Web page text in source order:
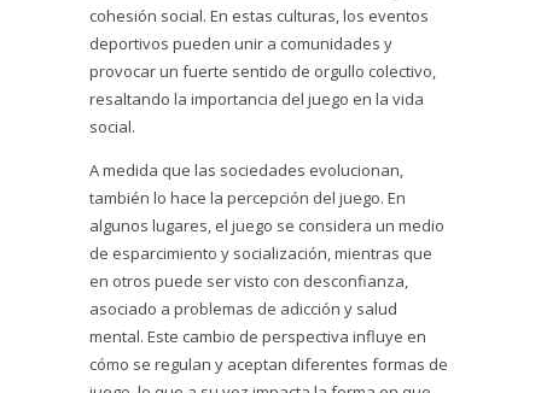
cohesión social. En estas culturas, los eventos
deportivos pueden unir a comunidades y
provocar un fuerte sentido de orgullo colectivo,
resaltando la importancia del juego en la vida
social.
A medida que las sociedades evolucionan,
también lo hace la percepción del juego. En
algunos lugares, el juego se considera un medio
de esparcimiento y socialización, mientras que
en otros puede ser visto con desconfianza,
asociado a problemas de adicción y salud
mental. Este cambio de perspectiva influye en
cómo se regulan y aceptan diferentes formas de